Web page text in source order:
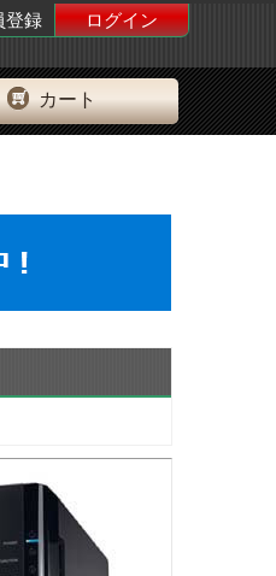
登録
ログイン
カート